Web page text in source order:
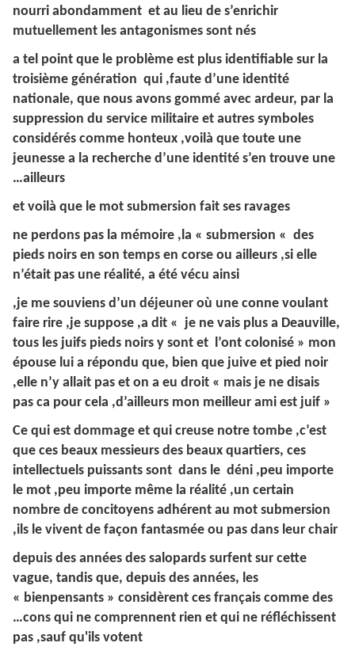
nourri abondamment et au lieu de s’enrichir
mutuellement les antagonismes sont nés
a tel point que le problème est plus identifiable sur la
troisième génération qui ,faute d’une identité
nationale, que nous avons gommé avec ardeur, par la
suppression du service militaire et autres symboles
considérés comme honteux ,voilà que toute une
jeunesse a la recherche d’une identité s’en trouve une
…ailleurs
et voilà que le mot submersion fait ses ravages
ne perdons pas la mémoire ,la « submersion « des
pieds noirs en son temps en corse ou ailleurs ,si elle
n’était pas une réalité, a été vécu ainsi
,je me souviens d’un déjeuner où une conne voulant
faire rire ,je suppose ,a dit « je ne vais plus a Deauville,
tous les juifs pieds noirs y sont et l’ont colonisé » mon
épouse lui a répondu que, bien que juive et pied noir
,elle n’y allait pas et on a eu droit « mais je ne disais
pas ca pour cela ,d’ailleurs mon meilleur ami est juif »
Ce qui est dommage et qui creuse notre tombe ,c’est
que ces beaux messieurs des beaux quartiers, ces
intellectuels puissants sont dans le déni ,peu importe
le mot ,peu importe même la réalité ,un certain
nombre de concitoyens adhérent au mot submersion
,ils le vivent de façon fantasmée ou pas dans leur chair
depuis des années des salopards surfent sur cette
vague, tandis que, depuis des années, les
« bienpensants » considèrent ces français comme des
…cons qui ne comprennent rien et qui ne réfléchissent
pas ,sauf qu'ils votent